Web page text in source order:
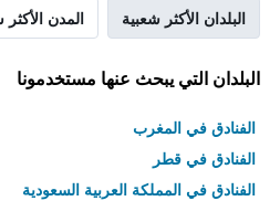
البلدان الأكثر شعبية المدن الأكثر
البلدان التي يبحث عنها مستخدمونا
الفنادق في المغرب
الفنادق في قطر
الفنادق في المملكة العربية السعودية